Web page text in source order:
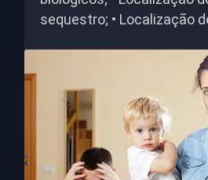
sequestro; • Localização